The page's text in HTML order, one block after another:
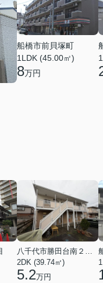
船橋市前貝塚町
1LDK (45.00㎡)
8万円
2DK (39.74㎡)
5.2万円